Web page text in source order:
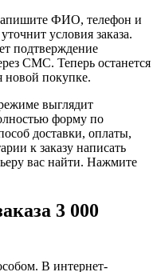
ФИО, телефон и
условия заказа.
подтверждение
СМС. Теперь останется
новой покупке.
выглядит
форму по
доставки, оплаты,
к заказу написать
вас найти. Нажмите
3 000
В интернет-